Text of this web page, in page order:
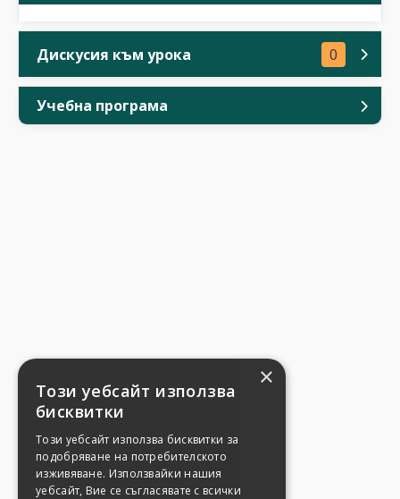
Дискусия към урока 0
Учебна програма
×
Този уебсайт използва
бисквитки
Този уебсайт използва бисквитки за
подобряване на потребителското
изживяване. Използвайки нашия
уебсайт, Вие се съгласявате с всички